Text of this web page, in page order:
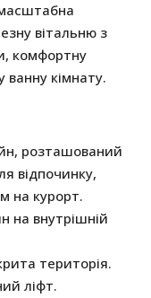
вітальню з
комфортну
ванну кімнату.
розташований
відпочинку,
на курорт.
на внутрішній
територія.
ліфт.